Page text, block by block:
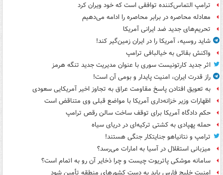
ترامپ التماس‌کننده توافقی است که خود ویران کرد
معادله محاصره در برابر محاصره را ادامه می‌دهیم
تحریم‌های جدید ضد ایرانی آمریکا
شاید روسیه، آمریکا را در ایران زمین‌گیر کند!
واکنش بقائی به خیالبافی ترامپ
اثر جدید کارتونیست سوری با عنوان مدیریت جدید تنگه هرمز
راز قدرت ایران، امنیت پایدار و بومی آن است!
به تعویق افتادن پاسخ مقاومت عراق به تجاوز اخیر آمریکایی سعودی
اظهارات وزیر خزانه‌داری آمریکا با مواضع قبلی وی متناقض است
حکم دادگاه آمریکا برای توقف ساخت سالن رقص ترامپ
حمله پهپادی به کشتی ترکیه‌ای در دریای سیاه
ترامپ و نتانیاهو جنایتکار جنگی هستند!
میزبانی استقلال در آسیا به امارات می‌رسد؟
سامانه موشکی پاتریوت چیست و چرا ذخایر آن رو به اتمام است؟
امنیت خلیج فارس باید به دست کشورهای منطقه تأمین شود